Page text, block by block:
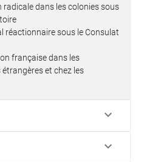
dans les colonies sous
réactionnaire sous le Consulat
française dans les
et chez les
keyboard_arrow_down
keyboard_arrow_down